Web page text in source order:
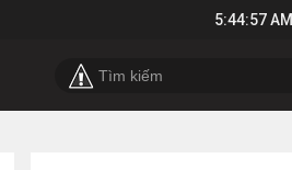
5:44:57 AM